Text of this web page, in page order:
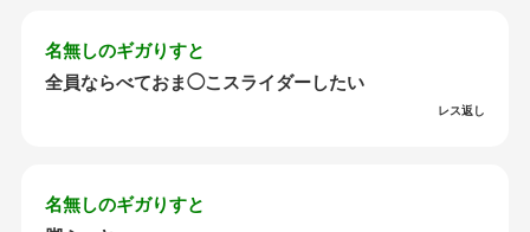
名無しのギガりすと
全員ならべておま◯こスライダーしたい
レス返し
名無しのギガりすと